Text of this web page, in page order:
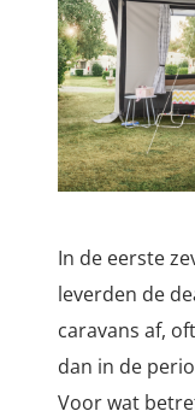
In de eerste
leverden de
caravans af,
dan in de
Voor wat